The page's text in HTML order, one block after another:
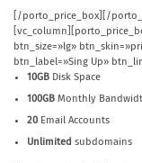
[/porto_price_box][/
btn_size=»lg»
btn_label=»Sing Up»
10GBDisk Space
100GBMonthly
20Email Accounts
Unlimited subdomains